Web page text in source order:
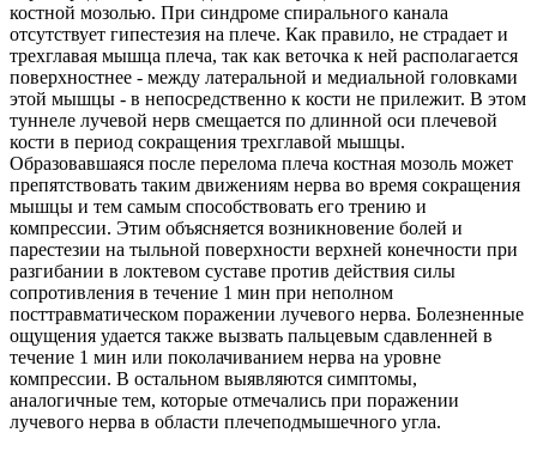
костной мозолью. При синдроме спирального канала
отсутствует гипестезия на плече. Как правило, не страдает и
трехглавая мышца плеча, так как веточка к ней располагается
поверхностнее - между латеральной и медиальной головками
этой мышцы - в непосредственно к кости не прилежит. В этом
туннеле лучевой нерв смещается по длинной оси плечевой
кости в период сокращения трехглавой мышцы.
Образовавшаяся после перелома плеча костная мозоль может
препятствовать таким движениям нерва во время сокращения
мышцы и тем самым способствовать его трению и
компрессии. Этим объясняется возникновение болей и
парестезии на тыльной поверхности верхней конечности при
разгибании в локтевом суставе против действия силы
сопротивления в течение 1 мин при неполном
посттравматическом поражении лучевого нерва. Болезненные
ощущения удается также вызвать пальцевым сдавленней в
течение 1 мин или поколачиванием нерва на уровне
компрессии. В остальном выявляются симптомы,
аналогичные тем, которые отмечались при поражении
лучевого нерва в области плечеподмышечного угла.